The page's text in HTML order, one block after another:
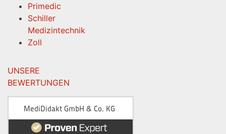
Primedic
Schiller
Medizintechnik
Zoll
UNSERE
BEWERTUNGEN